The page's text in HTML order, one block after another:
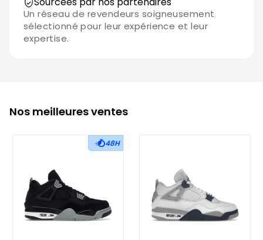
Un réseau de revendeurs soigneusement
sélectionné pour leur expérience et leur
expertise.
Nos meilleures ventes
48H